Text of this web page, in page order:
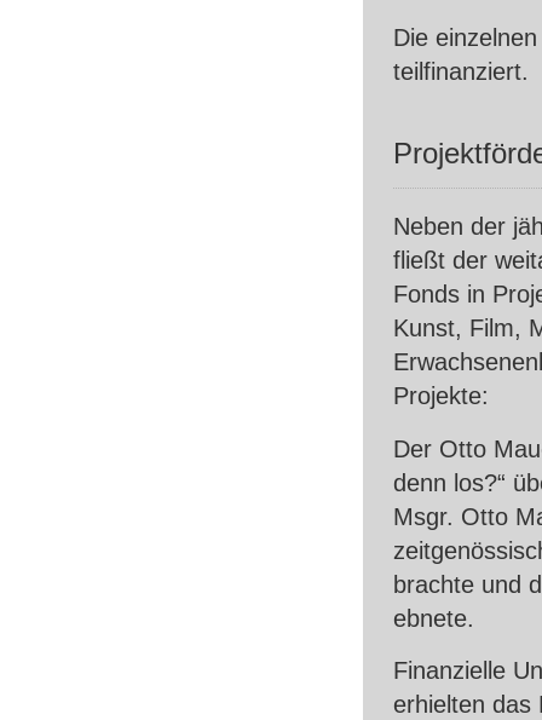
Die
teilfinanziert.
Neben der
fließt der
Fonds in
Kunst, Film,
Projekte:
Der Otto
denn los?“
Msgr. Otto
brachte und
ebnete.
Finanzielle
erhielten